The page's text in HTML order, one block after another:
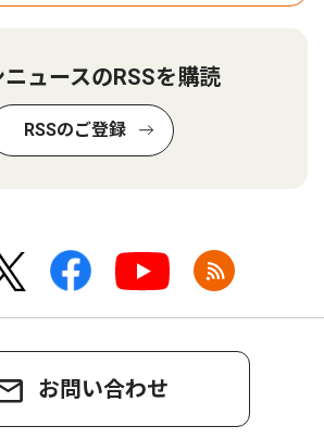
ュースのRSSを購読
RSSのご登録
お問い合わせ